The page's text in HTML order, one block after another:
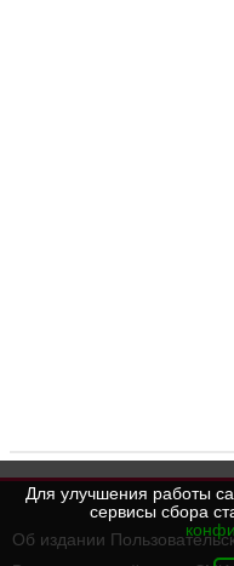
Об издании
Для улучшения работы
сервисы сбора